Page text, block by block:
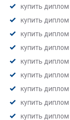
купить диплом
купить диплом
купить диплом
купить диплом
купить диплом
купить диплом
купить диплом
купить диплом
купить диплом